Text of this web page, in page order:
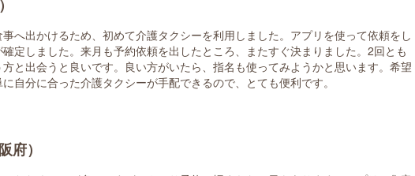
へ出かけるため、初めて介護タクシーを利用しました。アプリを使って依頼をし
定しました。来月も予約依頼を出したところ、またすぐ決まりました。2回とも
と出会うと良いです。良い方がいたら、指名も使ってみようかと思います。希望
自分に合った介護タクシーが手配できるので、とても便利です。
府）